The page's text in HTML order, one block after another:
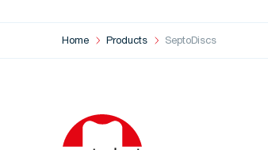
Home Products SeptoDiscs